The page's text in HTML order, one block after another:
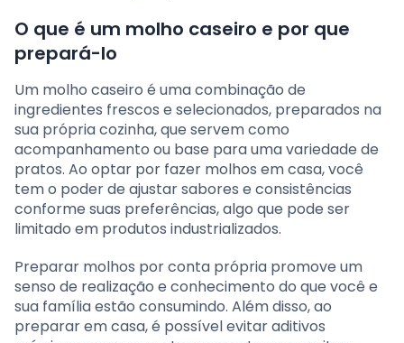
O que é um molho caseiro e por que
prepará-lo
Um molho caseiro é uma combinação de
ingredientes frescos e selecionados, preparados na
sua própria cozinha, que servem como
acompanhamento ou base para uma variedade de
pratos. Ao optar por fazer molhos em casa, você
tem o poder de ajustar sabores e consistências
conforme suas preferências, algo que pode ser
limitado em produtos industrializados.
Preparar molhos por conta própria promove um
senso de realização e conhecimento do que você e
sua família estão consumindo. Além disso, ao
preparar em casa, é possível evitar aditivos